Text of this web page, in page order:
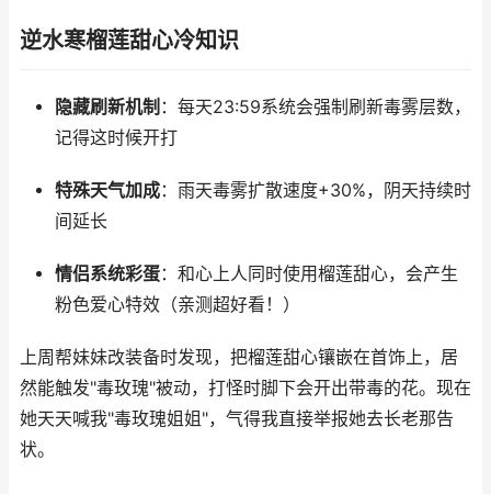
逆水寒榴莲甜心冷知识
隐藏刷新机制 ：每天23:59系统会强制刷新毒雾层数，
记得这时候开打
特殊天气加成：雨天毒雾扩散速度+30%，阴天持续时
间延长
情侣系统彩蛋：和心上人同时使用榴莲甜心，会产生
粉色爱心特效（亲测超好看！）
上周帮妹妹改装备时发现，把榴莲甜心镶嵌在首饰上，居
然能触发"毒玫瑰"被动，打怪时脚下会开出带毒的花。现在
她天天喊我"毒玫瑰姐姐"，气得我直接举报她去长老那告
状。